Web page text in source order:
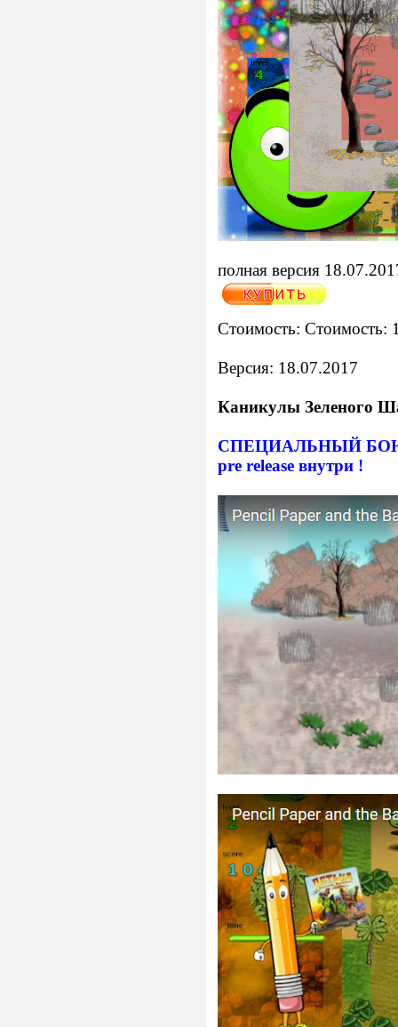
полная версия
Стоимость: Стоимость:
Версия: 18.07.2017
Каникулы Зеленого
СПЕЦИАЛЬНЫЙ
pre release внутри !